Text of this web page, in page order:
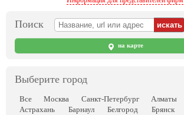
Поиск
на карте
Выберите город
Все Москва Санкт-Петербург Алматы
Астрахань
Барнаул Белгород Брянск